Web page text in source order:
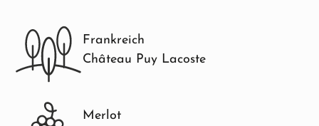
Frankreich
Château Puy Lacoste
Merlot